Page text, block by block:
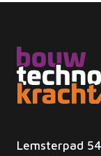
Lemsterpad